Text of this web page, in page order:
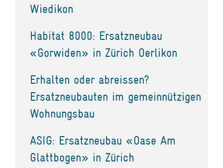
Wiedikon
Habitat 8000: Ersatzneubau
«Gorwiden» in Zürich Oerlikon
Erhalten oder abreissen?
Ersatzneubauten im gemeinnützigen
Wohnungsbau
ASIG: Ersatzneubau «Oase Am
Glattbogen» in Zürich